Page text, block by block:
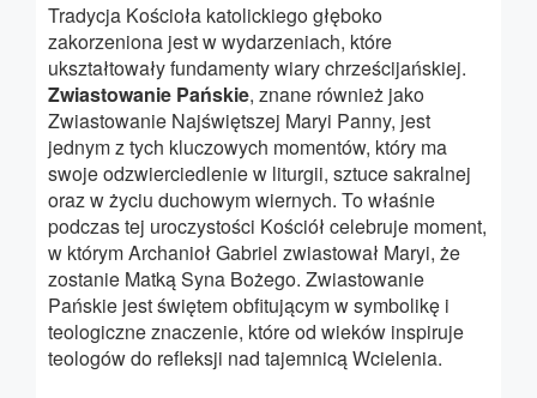
Tradycja Kościoła katolickiego głęboko
zakorzeniona jest w wydarzeniach, które
ukształtowały fundamenty wiary chrześcijańskiej.
Zwiastowanie Pańskie, znane również jako
Zwiastowanie Najświętszej Maryi Panny, jest
jednym z tych kluczowych momentów, który ma
swoje odzwierciedlenie w liturgii, sztuce sakralnej
oraz w życiu duchowym wiernych. To właśnie
podczas tej uroczystości Kościół celebruje moment,
w którym Archanioł Gabriel zwiastował Maryi, że
zostanie Matką Syna Bożego. Zwiastowanie
Pańskie jest świętem obfitującym w symbolikę i
teologiczne znaczenie, które od wieków inspiruje
teologów do refleksji nad tajemnicą Wcielenia.